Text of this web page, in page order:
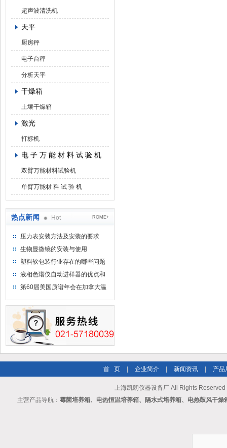
超声波清洗机
天平
厨房秤
电子台秤
分析天平
干燥箱
土壤干燥箱
激光
打标机
电 子 万 能 材 料 试 验 机
双臂万能材料试验机
单臂万能材 料 试 验 机
热点新闻 Hot ROME+
压力表安装方法及安装的要求
生物显微镜的安装与使用
塑料软包装行业存在的哪些问题
液相色谱仪自动进样器的优点和
维护
第60届美国质谱年会在加拿大温
首 页 企业简介 新闻资讯 产品
上海凯朗仪器设备厂 All Rights Reserved
主营产品导航： 霉菌培养箱、电热恒温培养箱、隔水式培养箱、电热鼓风干